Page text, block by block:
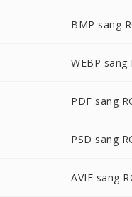
BMP sang
WEBP sang
PDF sang
PSD sang
AVIF sang